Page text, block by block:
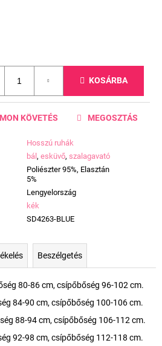
KOSÁRBA
Hosszú ruhák
bál, esküvő, szalagavató
Poliészter 95%, Elasztán
5%
Lengyelország
kék
SD4263-BLUE
KÖVETÉS MEGOSZTÁS
Beszélgetés
80-86 cm, csípőbőség 96-102 cm.
84-90 cm, csípőbőség 100-106 cm.
88-94 cm, csípőbőség 106-112 cm.
92-98 cm, csípőbőség 112-118 cm.